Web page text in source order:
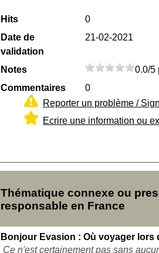
Hits
0
Date de
validation
21-02-2021
Notes
0.0/5
Commentaires
0
Reporter un problème /
Ecrire une information ou
Thématique connexe ou
responsable en France
Bonjour Evasion : Où voyager lors
Ce n'est certainement pas sans